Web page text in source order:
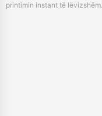
printimin instant të lëvizshëm.